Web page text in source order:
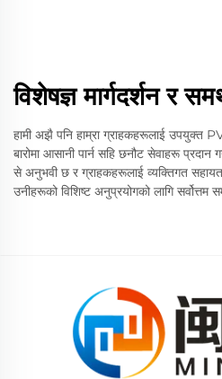
विशेषज्ञ मार्गदर्शन र
हामी अझै पनि हाम्रा ग्राहकहरूलाई उपयुक्त
बारोमा आसानी पार्न सहि छनौट सेवाहरू प्रदान
से अनुभवी छ र ग्राहकहरूलाई व्यक्तिगत
उनीहरूको विशिष्ट अनुप्रयोगको लागि सर्वोत्तम